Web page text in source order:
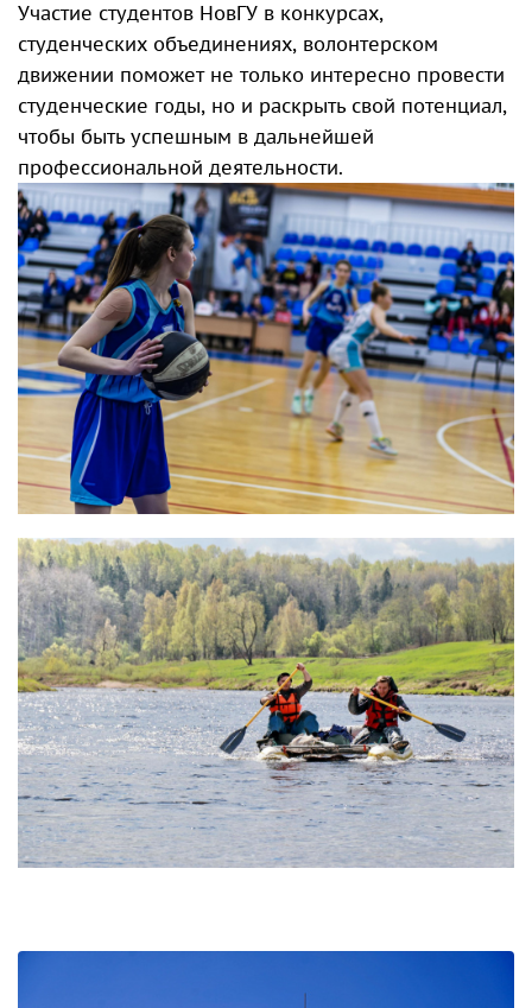
Участие студентов НовГУ в конкурсах,
студенческих объединениях, волонтерском
движении поможет не только интересно провести
студенческие годы, но и раскрыть свой потенциал,
чтобы быть успешным в дальнейшей
профессиональной деятельности.